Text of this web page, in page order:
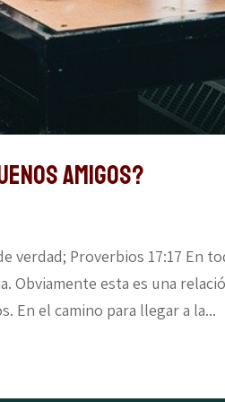
AMIGOS?
verdad; Proverbios 17:17 En
Obviamente esta es una
En el camino para llegar a la...